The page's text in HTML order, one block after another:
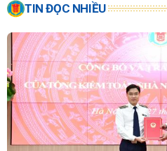
TIN ĐỌC NHIỀU